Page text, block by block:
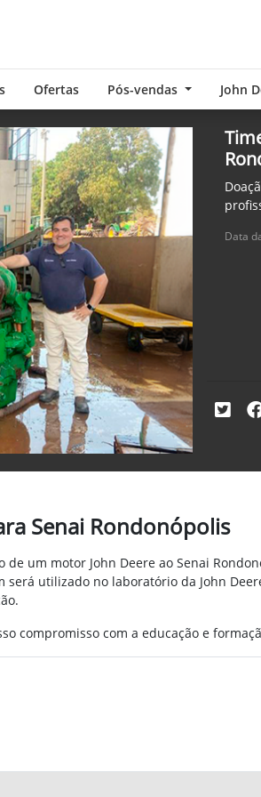
Ofertas Pós-vendas John
Data
Senai Rondonópolis
de um motor John Deere ao Senai
utilizado no laboratório da John
compromisso com a educação e